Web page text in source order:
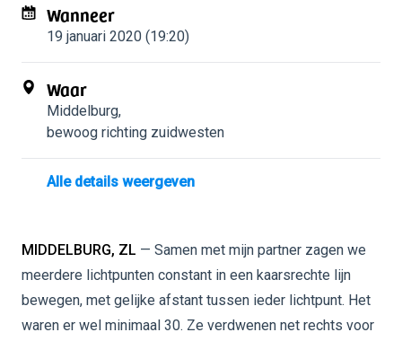
Wanneer
19 januari 2020 (19:20)
Waar
Middelburg,
bewoog richting zuidwesten
Alle details weergeven
MIDDELBURG, ZL — Samen met mijn partner zagen we
meerdere lichtpunten constant in een kaarsrechte lijn
bewegen, met gelijke afstant tussen ieder lichtpunt. Het
waren er wel minimaal 30. Ze verdwenen net rechts voor